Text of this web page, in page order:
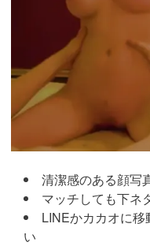
清潔感のある顔写
マッチしても下ネ
LINEかカカオに
い